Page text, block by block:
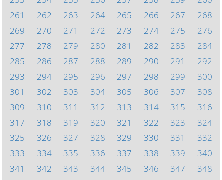
261
262 263 264 265 266 267
268
269
270 271 272 273 274 275
276
277
278 279 280 281 282 283
284
285
286 287 288 289 290 291
292
293
294 295 296 297 298 299
300
301
302 303 304 305 306 307
308
309
310 311 312 313 314 315
316
317
318 319 320 321 322 323
324
325
326 327 328 329 330 331
332
333
334 335 336 337 338 339
340
341
342 343 344 345 346 347
348